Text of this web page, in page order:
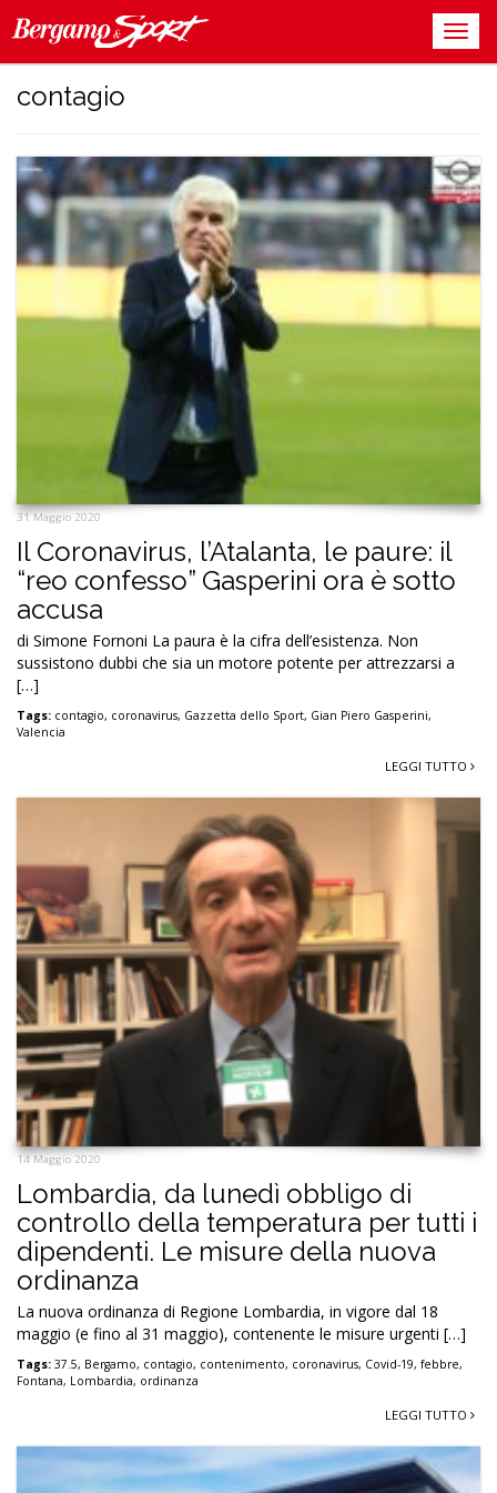
contagio
31 Maggio 2020
Il Coronavirus, l’Atalanta, le paure: il
“reo confesso” Gasperini ora è sotto
accusa
di Simone Fornoni La paura è la cifra dell’esistenza. Non
sussistono dubbi che sia un motore potente per attrezzarsi a
[…]
Tags: contagio, coronavirus, Gazzetta dello Sport, Gian Piero Gasperini,
Valencia
LEGGI TUTTO
14 Maggio 2020
Lombardia, da lunedì obbligo di
controllo della temperatura per tutti i
dipendenti. Le misure della nuova
ordinanza
La nuova ordinanza di Regione Lombardia, in vigore dal 18
maggio (e fino al 31 maggio), contenente le misure urgenti […]
Tags: 37.5, Bergamo, contagio, contenimento, coronavirus, Covid-19, febbre,
Fontana, Lombardia, ordinanza
LEGGI TUTTO